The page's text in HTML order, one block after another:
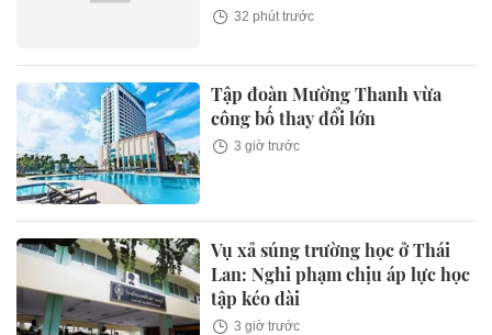
32 phút trước
Tập đoàn Mường Thanh vừa
công bố thay đổi lớn
3 giờ trước
Vụ xả súng trường học ở Thái
Lan: Nghi phạm chịu áp lực học
tập kéo dài
3 giờ trước